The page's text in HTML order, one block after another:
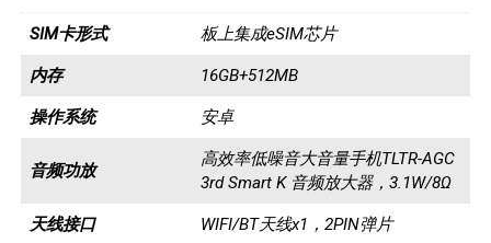
SIM卡形式 板上集成eSIM芯片
内存 16GB+512MB
操作系统 安卓
音频功放
高效率低噪音大音量手机TLTR-AGC
3rd Smart K 音频放大器，3.1W/8Ω
天线接口 WIFI/BT天线x1，2PIN弹片